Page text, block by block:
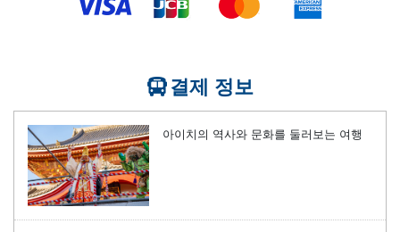
결제 정보
아이치의 역사와 문화를 둘러보는 여행